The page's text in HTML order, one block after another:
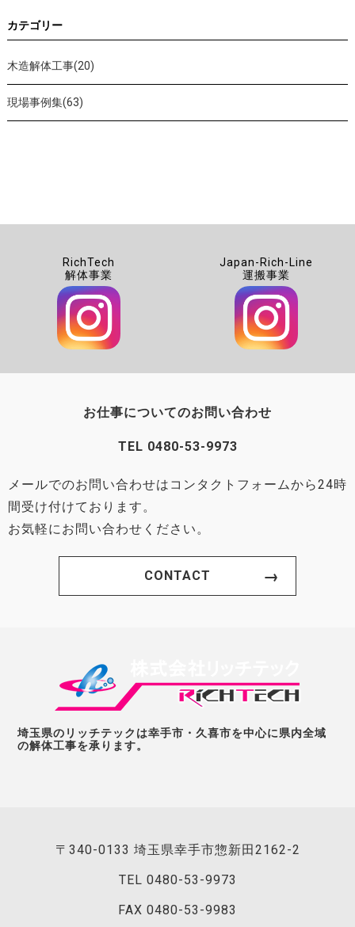
カテゴリー
木造解体工事(20)
現場事例集(63)
RichTech
解体事業
Japan-Rich-Line
運搬事業
お仕事についてのお問い合わせ
TEL 0480-53-9973
メールでのお問い合わせはコンタクトフォームから24時
間受け付けております。
お気軽にお問い合わせください。
CONTACT
埼玉県のリッチテックは幸手市・久喜市を中心に県内全域
の解体工事を承ります。
〒340-0133 埼玉県幸手市惣新田2162-2
TEL 0480-53-9973
FAX 0480-53-9983